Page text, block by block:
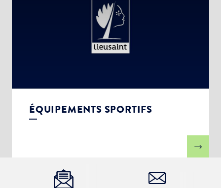
ÉQUIPEMENTS SPORTIFS